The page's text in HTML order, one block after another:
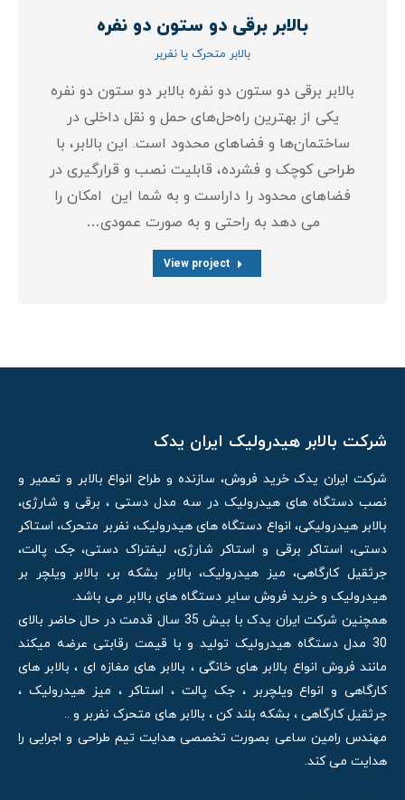
بالابر برقی دو ستون دو نفره
بالابر متحرک یا نفربر
بالابر برقی دو ستون دو نفره بالابر دو ستون دو نفره
یکی از بهترین راه‌حل‌های حمل و نقل داخلی در
ساختمان‌ها و فضاهای محدود است. این بالابر، با
طراحی کوچک و فشرده، قابلیت نصب و قرارگیری در
فضاهای محدود را داراست و به شما این امکان را
می‌ دهد به راحتی و به صورت عمودی…
View project
شرکت بالابر هیدرولیک ایران یدک
شرکت ایران یدک خرید فروش، سازنده و طراح انواع بالابر و تعمیر و
نصب دستگاه های هیدرولیک در سه مدل دستی ، برقی و شارژی،
بالابر هیدرولیکی، انواع دستگاه های هیدرولیک، نفربر متحرک، استاکر
دستی، استاکر برقی و استاکر شارژی، لیفتراک دستی، جک پالت،
جرثقیل کارگاهی، میز هیدرولیک، بالابر بشکه بر، بالابر ویلچر بر
هیدرولیک و خرید فروش سایر دستگاه های بالابر می باشد.
همچنین شرکت ایران یدک با بیش 35 سال قدمت در حال حاضر بالای
30 مدل دستگاه هیدرولیک تولید و با قیمت رقابتی عرضه میکند
مانند فروش انواع بالابر های خانگی ، بالابر های مغازه ای ، بالابر های
کارگاهی و انواع ویلچربر ، جک پالت ، استاکر ، میز هیدرولیک ،
جرثقیل کارگاهی ، بشکه بلند کن ، بالابر های متحرک نفربر و ..
مهندس رامین ساعی بصورت تخصصی هدایت تیم طراحی و اجرایی را
هدایت می کند.